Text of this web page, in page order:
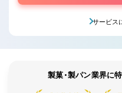
サービス
製菓・製パン業界に